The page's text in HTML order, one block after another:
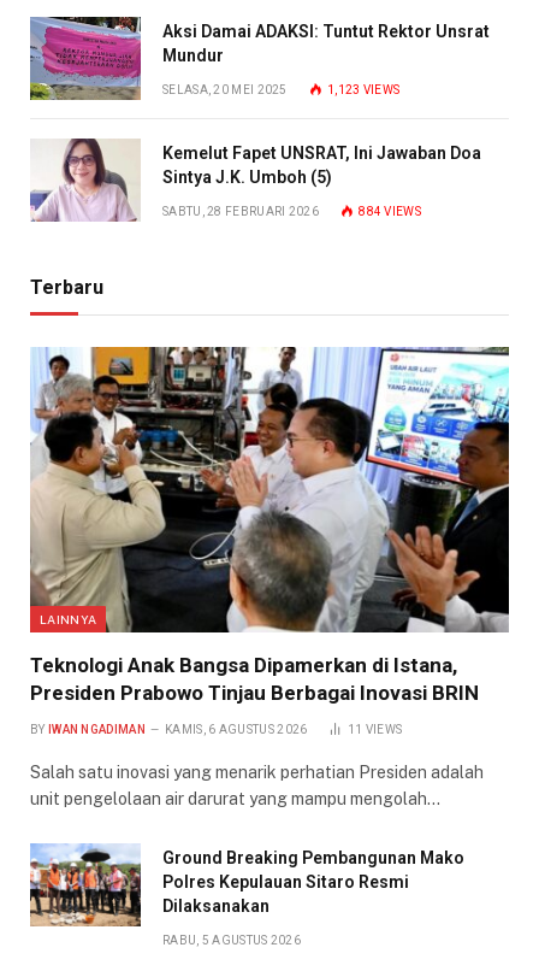
Aksi Damai ADAKSI: Tuntut Rektor Unsrat
Mundur
SELASA, 20 MEI 2025 1,123 VIEWS
Kemelut Fapet UNSRAT, Ini Jawaban Doa
Sintya J.K. Umboh (5)
SABTU, 28 FEBRUARI 2026 884VIEWS
Terbaru
LAINNYA
Teknologi Anak Bangsa Dipamerkan di Istana,
Presiden Prabowo Tinjau Berbagai Inovasi BRIN
BY IWAN NGADIMAN KAMIS, 6 AGUSTUS 2026 11 VIEWS
Salah satu inovasi yang menarik perhatian Presiden adalah
unit pengelolaan air darurat yang mampu mengolah…
Ground Breaking Pembangunan Mako
Polres Kepulauan Sitaro Resmi
Dilaksanakan
RABU, 5 AGUSTUS 2026